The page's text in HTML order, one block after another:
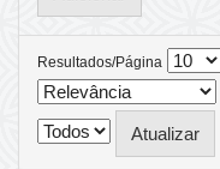
Resultados/Página